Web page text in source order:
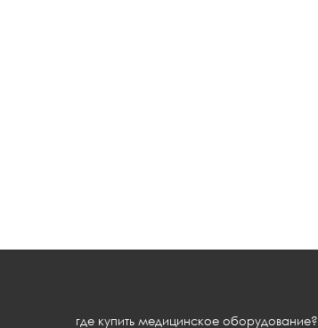
где купить медицинское оборудование?